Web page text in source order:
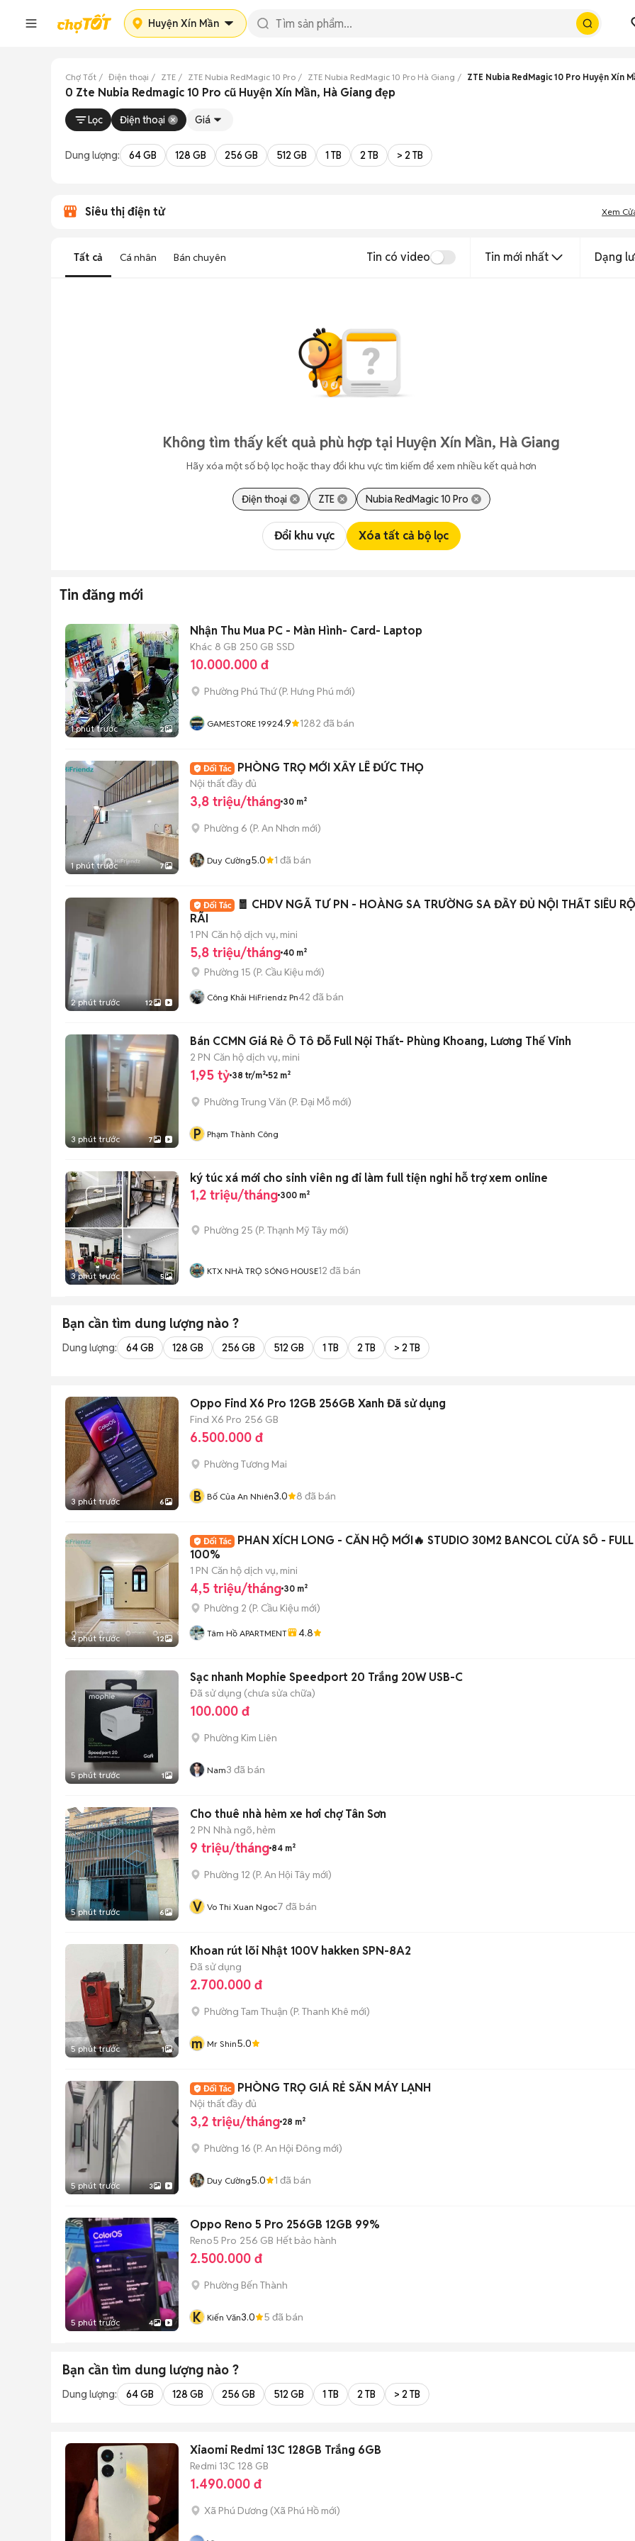
Huyện Xín Mần
Chợ Tốt Điện thoại ZTE ZTE Nubia RedMagic 10 Pro ZTE Nubia RedMagic 10 Pro Hà Giang ZTE Nubia RedMagic 10 Pro Huyện Xín
0 Zte Nubia Redmagic 10 Pro cũ Huyện Xín Mần, Hà Giang đẹp
Lọc Điện thoại Giá
Dung lượng: 64 GB 128 GB 256 GB 512 GB 1 TB 2 TB > 2 TB
Siêu thị điện tử Xem
Tất cả Cá nhân Bán chuyên Tin có video Tin mới nhất Dạng
Không tìm thấy kết quả phù hợp tại Huyện Xín Mần, Hà Giang
Hãy xóa một số bộ lọc hoặc thay đổi khu vực tìm kiếm để xem nhiều kết quả hơn
Điện thoại ZTE Nubia RedMagic 10 Pro
Đổi khu vực Xóa tất cả bộ lọc
Tin đăng mới
1 phút trước 2
Nhận Thu Mua PC - Màn Hình- Card- Laptop
Khác 8 GB 250 GB SSD
10.000.000 đ
Phường Phú Thứ(P. Hưng Phú mới)
GAMESTORE 19924.9 1282 đã bán
1 phút trước 7
PHÒNG TRỌ MỚI XÂY LÊ ĐỨC THỌ
Nội thất đầy đủ
3,8 triệu/tháng 30 m²
Phường 6 (P. An Nhơn mới)
Duy Cường5.0 1 đã bán
2 phút trước 12
🧧 CHDV NGÃ TƯ PN - HOÀNG SA TRƯỜNG SA ĐẦY ĐỦ NỘI THẤT SIÊU
RÃI
1 PN Căn hộ dịch vụ, mini
5,8 triệu/tháng 40 m²
Phường 15 (P. Cầu Kiệu mới)
Công Khải HiFriendz Pn42 đã bán
3 phút trước 7
Bán CCMN Giá Rẻ Ô Tô Đỗ Full Nội Thất- Phùng Khoang, Lương Thế Vinh
2 PN Căn hộ dịch vụ, mini
1,95 tỷ 38 tr/m² 52 m²
Phường Trung Văn (P. Đại Mỗ mới)
P Phạm Thành Công
3 phút trước 5
ký túc xá mới cho sinh viên ng đi làm full tiện nghi hỗ trợ xem online
1,2 triệu/tháng 300 m²
Phường 25 (P. Thạnh Mỹ Tây mới)
KTX NHÀ TRỌ SÓNG HOUSE12 đã bán
Bạn cần tìm dung lượng nào ?
Dung lượng: 64 GB 128 GB 256 GB 512 GB 1 TB 2 TB > 2 TB
3 phút trước 6
Oppo Find X6 Pro 12GB 256GB Xanh Đã sử dụng
Find X6 Pro 256 GB
6.500.000 đ
Phường Tương Mai
B Bố Của An Nhiên3.0 8 đã bán
4 phút trước 12
PHAN XÍCH LONG - CĂN HỘ MỚI🔥 STUDIO 30M2 BANCOL CỬA SỔ -
100%
1 PN Căn hộ dịch vụ, mini
4,5 triệu/tháng 30 m²
Phường 2 (P. Cầu Kiệu mới)
Tâm Hồ APARTMENT 4.8
5 phút trước 1
Sạc nhanh Mophie Speedport 20 Trắng 20W USB-C
Đã sử dụng (chưa sửa chữa)
100.000 đ
Phường Kim Liên
Nam3 đã bán
5 phút trước 6
Cho thuê nhà hẻm xe hơi chợ Tân Sơn
2 PN Nhà ngõ, hẻm
9 triệu/tháng 84 m²
Phường 12 (P. An Hội Tây mới)
V Vo Thi Xuan Ngoc7 đã bán
5 phút trước 1
Khoan rút lõi Nhật 100V hakken SPN-8A2
Đã sử dụng
2.700.000 đ
Phường Tam Thuận (P. Thanh Khê mới)
m Mr Shin5.0
5 phút trước 3
PHÒNG TRỌ GIÁ RẺ SẴN MÁY LẠNH
Nội thất đầy đủ
3,2 triệu/tháng 28 m²
Phường 16 (P. An Hội Đông mới)
Duy Cường5.0 1 đã bán
5 phút trước 4
Oppo Reno 5 Pro 256GB 12GB 99%
Reno5 Pro 256 GB Hết bảo hành
2.500.000 đ
Phường Bến Thành
K Kiến Văn3.0 5 đã bán
Bạn cần tìm dung lượng nào ?
Dung lượng: 64 GB 128 GB 256 GB 512 GB 1 TB 2 TB > 2 TB
Xiaomi Redmi 13C 128GB Trắng 6GB
Redmi 13C 128 GB
1.490.000 đ
Xã Phú Dương (Xã Phú Hồ mới)